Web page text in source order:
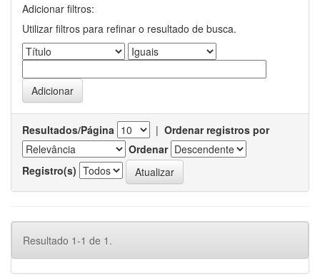
Adicionar filtros:
Utilizar filtros para refinar o resultado de busca.
Resultados/Página | Ordenar registros por
Ordenar
Registro(s)
Resultado 1-1 de 1.